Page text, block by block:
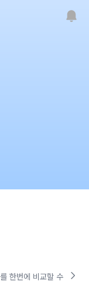
한번에 비교할 수